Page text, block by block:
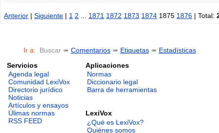
Anterior |Siguiente | 1 2 1871 1872 1873 1874 1875 1876 | Total:
Ir a: Buscar ➠ Comentarios➠ Etiquetas➠ Estadísticas
Servicios
Agenda legal
Comunidad LexiVox
Directorio jurídico
Noticias
Artículos y ensayos
Úlimas normas
RSS FEED
Aplicaciones
Normas
Diccionario legal
Barra de herramientas
LexiVox
¿Qué es LexiVox?
Quiénes somos